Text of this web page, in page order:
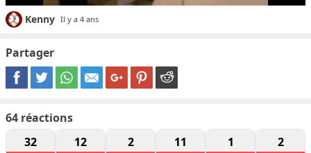
Kenny Il y a 4 ans
Partager
64 réactions
32
12 2 11 1 2